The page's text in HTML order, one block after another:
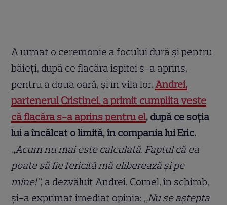
A urmat o ceremonie a focului dură şi pentru
băieţi, după ce flacăra ispitei s-a aprins,
pentru a doua oară, şi în vila lor.Andrei,
partenerul Cristinei, a primit cumplita veste
că flacăra s-a aprins pentru el, după ce soţia
lui a încălcat o limită, în compania lui Eric.
„Acum nu mai este calculată. Faptul că ea
poate să fie fericită mă eliberează şi pe
mine!”, a dezvăluit Andrei. Cornel, în schimb,
şi-a exprimat imediat opinia: „Nu se aştepta